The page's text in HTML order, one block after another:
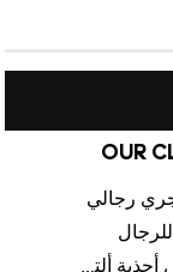
OUR
رجالي
للرجال
اديداس أحذية ألترا بوست للرجال